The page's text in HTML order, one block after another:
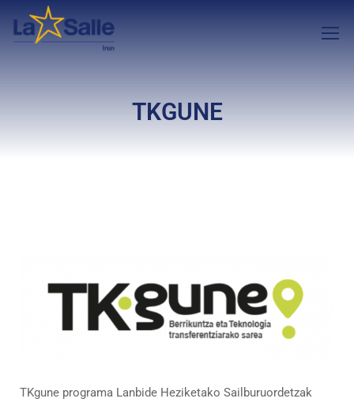
TKGUNE
TKgune programa Lanbide Heziketako Sailburuordetzak